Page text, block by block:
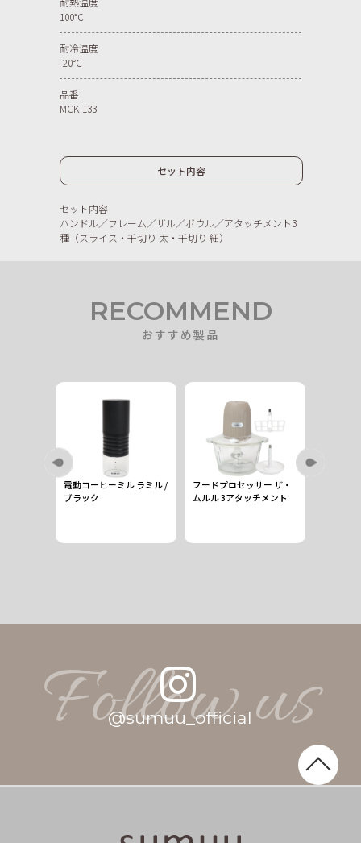
100℃
耐冷温度
-20℃
品番
MCK-133
セット内容
セット内容
ハンドル／フレーム／ザル／ボウル／アタッチメント3
種（スライス・千切り 太・千切り 細）
RECOMMEND
おすすめ製品
電動コーヒーミル ラミル /
ブラック
フードプロセッサー ザ・
ムルル 3アタッチメント
@sumuu _official
Follow us